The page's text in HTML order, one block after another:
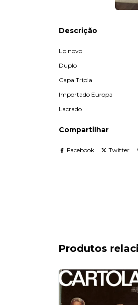
Descrição
Lp novo
Duplo
Capa Tripla
Importado Europa
Lacrado
Compartilhar
Facebook Twitter
Produtos